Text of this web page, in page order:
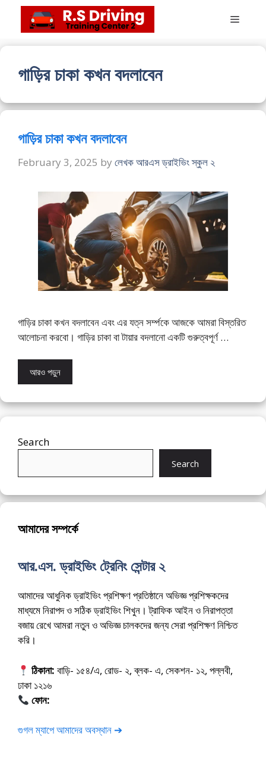
content
Menu
গাড়ির চাকা কখন বদলাবেন
গাড়ির চাকা কখন বদলাবেন
February 3, 2025 by লেখক আরএস ড্রাইভিং স্কুল ২
গাড়ির চাকা কখন বদলাবেন এবং এর যত্ন সর্ম্পকে আজকে আমরা বিস্তরিত
আলোচনা করবো। গাড়ির চাকা বা টায়ার বদলানো একটি গুরুত্বপূর্ণ …
আরও পড়ুন
Search
Search
আমাদের সম্পর্কে
আর.এস. ড্রাইভিং ট্রেনিং সেন্টার ২
আমাদের আধুনিক ড্রাইভিং প্রশিক্ষণ প্রতিষ্ঠানে অভিজ্ঞ প্রশিক্ষকদের
মাধ্যমে নিরাপদ ও সঠিক ড্রাইভিং শিখুন। ট্রাফিক আইন ও নিরাপত্তা
বজায় রেখে আমরা নতুন ও অভিজ্ঞ চালকদের জন্য সেরা প্রশিক্ষণ নিশ্চিত
করি।
ঠিকানা: বাড়ি- ১৫৪/এ, রোড- ২, ব্লক- এ, সেকশন- ১২, পল্লবী,
ঢাকা ১২১৬
ফোন:
গুগল ম্যাপে আমাদের অবস্থান ➔